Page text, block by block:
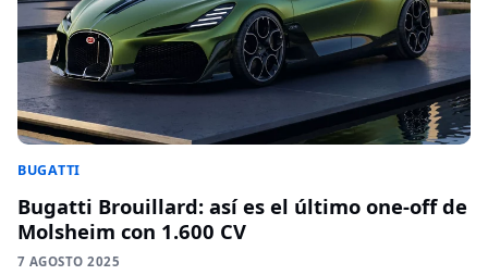
BUGATTI
Bugatti Brouillard: así es el último one-off de
Molsheim con 1.600 CV
7 AGOSTO 2025